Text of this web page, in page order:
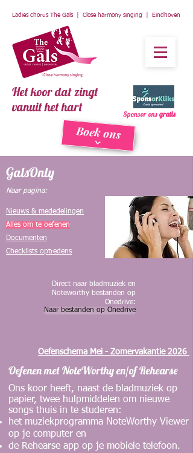
Ladies chorus The Gals | Close harmony singing | Eindhoven
Het koor dat zingt
vanuit het hart
Sponsor ons gratis
Boek ons
GalsOnly
Naar pagina:
Nieuws & mededelingen
Alles om te oefenen
Documenten
Checklists optreden​s
Direct naar bladmuziek en
Noteworthy bestanden op
Onedrive:
Naar bestanden op Onedrive
Oefenschema Mei - Zomervakantie 2026
Oefenen met NoteWorthy en/of Rehearse
Ons koor heeft, naast de bladmuziek op
papier, twee hulpmiddelen om nieuwe
songs thuis in te studeren:
het muziekprogramma NoteWorthy Viewer
op je computer en
de Rehearse app op je mobiele telefoon.